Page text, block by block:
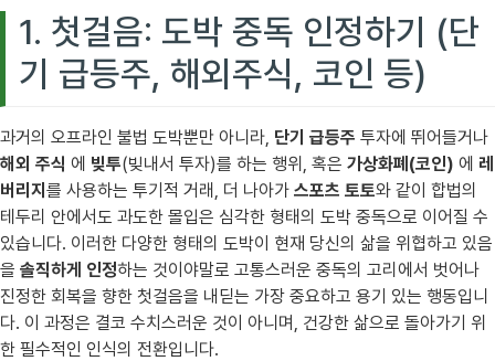
1. 첫걸음: 도박 중독 인정하기 (단
기 급등주, 해외주식, 코인 등)
과거의 오프라인 불법 도박뿐만 아니라, 단기 급등주 투자에 뛰어들거나
해외 주식 에 빚투(빚내서 투자)를 하는 행위, 혹은 가상화폐(코인) 에 레
버리지 를 사용하는 투기적 거래, 더 나아가 스포츠 토토와 같이 합법의
테두리 안에서도 과도한 몰입은 심각한 형태의 도박 중독으로 이어질 수
있습니다. 이러한 다양한 형태의 도박이 현재 당신의 삶을 위협하고 있음
을 솔직하게 인정하는 것이야말로 고통스러운 중독의 고리에서 벗어나
진정한 회복을 향한 첫걸음을 내딛는 가장 중요하고 용기 있는 행동입니
다. 이 과정은 결코 수치스러운 것이 아니며, 건강한 삶으로 돌아가기 위
한 필수적인 인식의 전환입니다.